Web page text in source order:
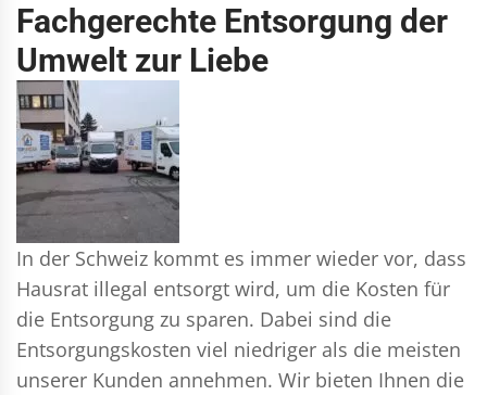
Fachgerechte Entsorgung der
Umwelt zur Liebe
In der Schweiz kommt es immer wieder vor, dass
Hausrat illegal entsorgt wird, um die Kosten für
die Entsorgung zu sparen. Dabei sind die
Entsorgungskosten viel niedriger als die meisten
unserer Kunden annehmen. Wir bieten Ihnen die